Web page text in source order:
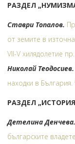
РАЗДЕЛ
Ставри Топалов.
от земите в
VII-V хилядолетие
Николай Теодосиев.
находки в България.
РАЗДЕЛ
Детелина Денчева.
българските